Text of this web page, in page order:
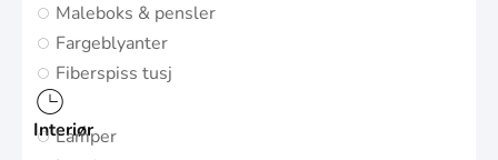
Maleboks & pensler
Fargeblyanter
Fiberspiss tusj
Interiør
Lamper